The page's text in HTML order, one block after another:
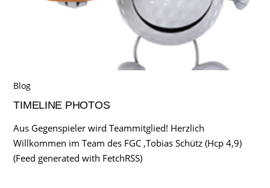
Blog
TIMELINE PHOTOS
Aus Gegenspieler wird Teammitglied! Herzlich
Willkommen im Team des FGC ,Tobias Schütz (Hcp 4,9)
(Feed generated with FetchRSS)